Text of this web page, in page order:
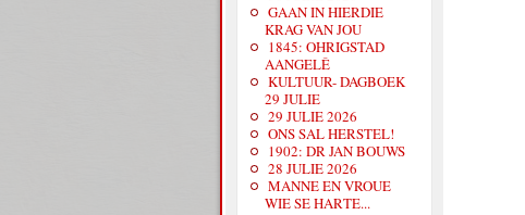
GAAN IN HIERDIE
KRAG VAN JOU
1845: OHRIGSTAD
AANGELÊ
KULTUUR- DAGBOEK
29 JULIE
29 JULIE 2026
ONS SAL HERSTEL!
1902: DR JAN BOUWS
28 JULIE 2026
MANNE EN VROUE
WIE SE HARTE...